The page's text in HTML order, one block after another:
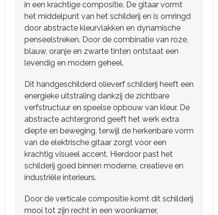
in een krachtige compositie. De gitaar vormt
het middelpunt van het schilderij en is omringd
door abstracte kleurvlakken en dynamische
penseelstreken. Door de combinatie van roze,
blauw, oranje en zwarte tinten ontstaat een
levendig en modern geheel.
Dit handgeschilderd olieverf schilderij heeft een
energieke uitstraling dankzij de zichtbare
verfstructuur en speelse opbouw van kleur. De
abstracte achtergrond geeft het werk extra
diepte en beweging, terwijl de herkenbare vorm
van de elektrische gitaar zorgt voor een
krachtig visueel accent. Hierdoor past het
schilderij goed binnen moderne, creatieve en
industriële interieurs.
Door de verticale compositie komt dit schilderij
mooi tot zijn recht in een woonkamer,